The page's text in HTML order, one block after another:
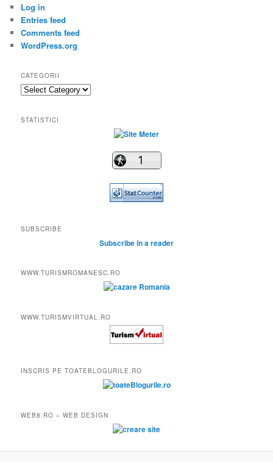
Log in
Entries feed
Comments feed
WordPress.org
CATEGORII
Categorii
STATISTICI
SUBSCRIBE
Subscribe in a reader
WWW.TURISMROMANESC.RO
WWW.TURISMVIRTUAL.RO
INSCRIS PE TOATEBLOGURILE.RO
WEB8.RO – WEB DESIGN